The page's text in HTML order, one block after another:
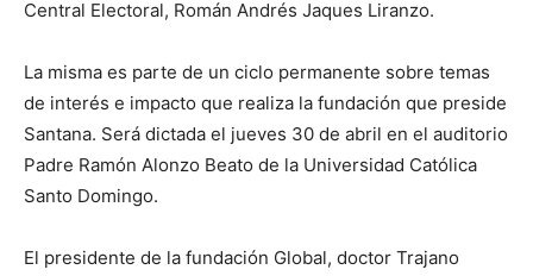
Central Electoral, Román Andrés Jaques Liranzo.
La misma es parte de un ciclo permanente sobre temas
de interés e impacto que realiza la fundación que preside
Santana. Será dictada el jueves 30 de abril en el auditorio
Padre Ramón Alonzo Beato de la Universidad Católica
Santo Domingo.
El presidente de la fundación Global, doctor Trajano